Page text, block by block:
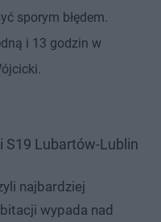
sporym błędem.
i 13 godzin w
S19 Lubartów-Lublin
najbardziej
wypada nad